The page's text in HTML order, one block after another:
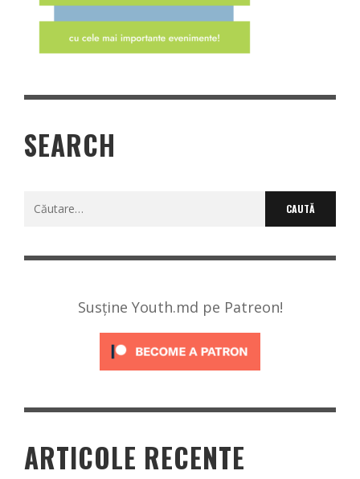
SEARCH
Caută
Susține Youth.md pe Patreon!
ARTICOLE RECENTE